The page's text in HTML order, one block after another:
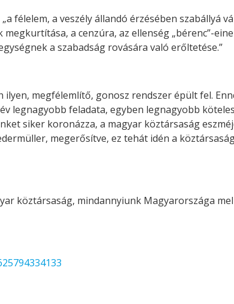
félelem, a veszély állandó érzésében szabállyá
a cenzúra, az ellenség „bérenc”-
a szabadság rovására való erőltetése.”
megfélemlítő, gonosz rendszer épült fel.
legnagyobb feladata, egyben legnagyobb
siker koronázza, a magyar köztársaság
megerősítve, ez tehát idén a
köztársaság, mindannyiunk Magyarországa